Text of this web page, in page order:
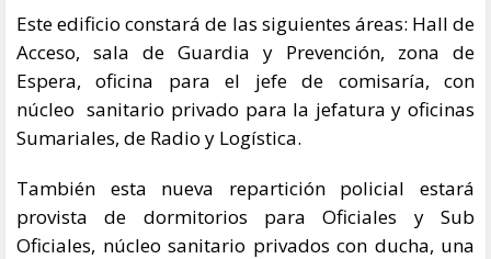
Este edificio constará de las siguientes áreas: Hall de
Acceso, sala de Guardia y Prevención, zona de
Espera, oficina para el jefe de comisaría, con
núcleo sanitario privado para la jefatura y oficinas
Sumariales, de Radio y Logística.
También esta nueva repartición policial estará
provista de dormitorios para Oficiales y Sub
Oficiales, núcleo sanitario privados con ducha, una